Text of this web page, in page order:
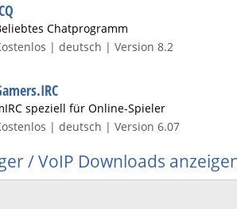
Chatprogramm
| deutsch | Version 8.2
speziell für Online-Spieler
| deutsch | Version 6.07
/ VoIP Downloads